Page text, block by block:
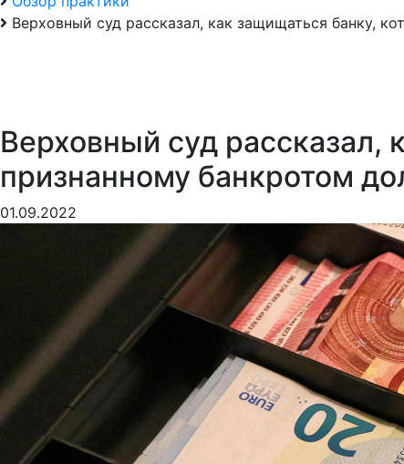
Верховный суд рассказал, как защищаться банку,
Верховный суд рассказал,
признанному банкротом
01.09.2022